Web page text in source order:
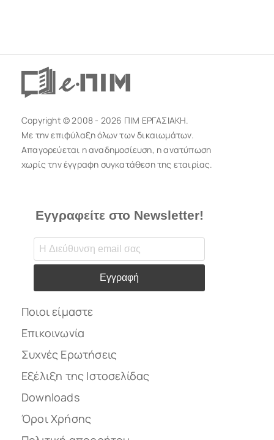
Copyright © 2008 - 2026 ΠΙΜ ΕΡΓΑΣΙΑΚΗ.
Με την επιφύλαξη όλων των δικαιωμάτων.
Απαγορεύεται η αναδημοσίευση, η ανατύπωση
χωρίς την έγγραφη συγκατάθεση της εταιρίας.
Εγγραφείτε στο Newsletter!
Εγγραφή
Ποιοι είμαστε
Επικοινωνία
Συχνές Ερωτήσεις
Εξέλιξη της Ιστοσελίδας
Downloads
Όροι Χρήσης